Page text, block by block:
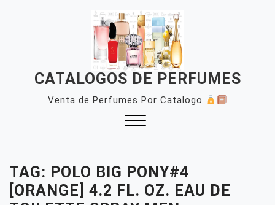
CATALOGOS DE PERFUMES
Venta de Perfumes Por Catalogo
TAG: POLO BIG PONY#4
[ORANGE] 4.2 FL. OZ. EAU DE